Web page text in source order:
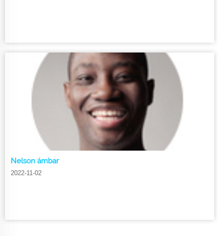
Nelson ámbar
2022-11-02